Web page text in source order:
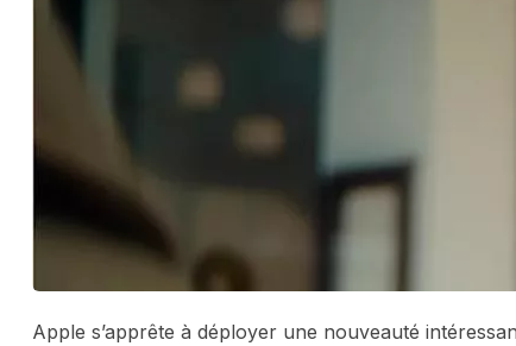
Apple s’apprête à déployer une nouveauté